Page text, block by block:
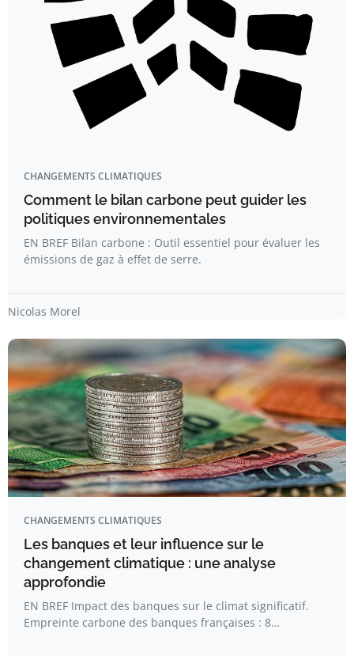
CHANGEMENTS CLIMATIQUES
Comment le bilan carbone peut guider les
politiques environnementales
EN BREF Bilan carbone : Outil essentiel pour évaluer les
émissions de gaz à effet de serre.
Nicolas Morel
CHANGEMENTS CLIMATIQUES
Les banques et leur influence sur le
changement climatique : une analyse
approfondie
EN BREF Impact des banques sur le climat significatif.
Empreinte carbone des banques françaises : 8…